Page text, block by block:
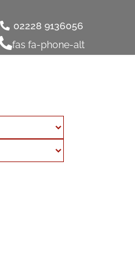
02228 9136056
fas fa-phone-alt